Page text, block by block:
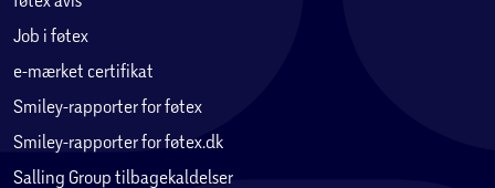
Job i føtex
e-mærket certifikat
Smiley-rapporter for føtex
Smiley-rapporter for føtex.dk
Salling Group tilbagekaldelser